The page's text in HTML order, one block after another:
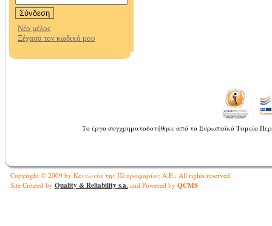
Το έργο συγχρηματοδοτήθηκε από το Ευρωπαϊκό Ταμείο
Copyright © 2009 by Κοινωνία της Πληροφορίας Α.Ε., All rights reserved.
Site Created by Quality & Reliability s.a. and Powered by QCMS